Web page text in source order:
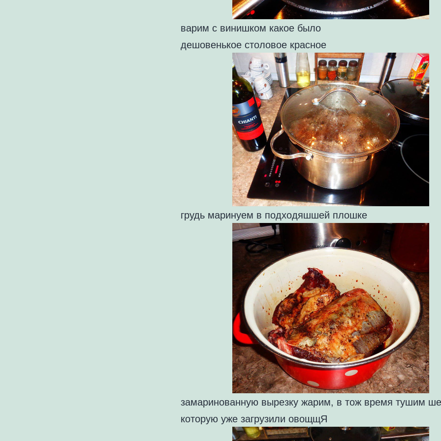
варим с винишком какое было
дешовенькое столовое красное
грудь маринуем в подходяшшей плошке
замаринованную вырезку жарим, в тож время тушим
которую уже загрузили овощщЯ